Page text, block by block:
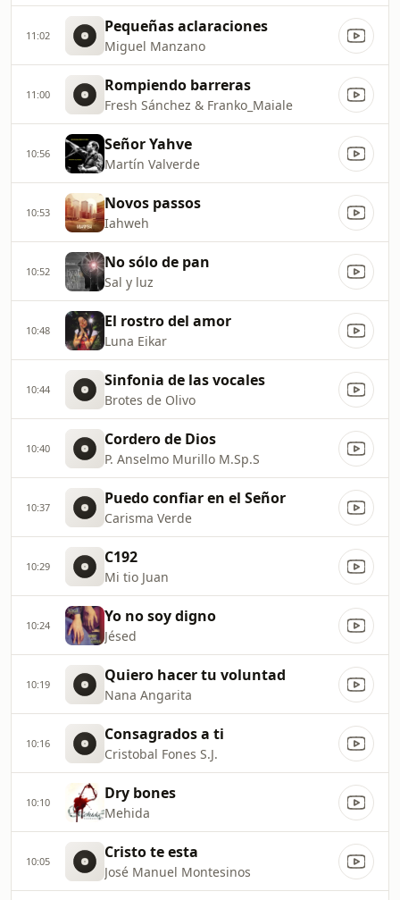
11:02 Pequeñas aclaraciones
Miguel Manzano
11:00 Rompiendo barreras
Fresh Sánchez & Franko_Maiale
10:56 Señor Yahve
Martín Valverde
10:53 Novos passos
Iahweh
10:52 No sólo de pan
Sal y luz
10:48 El rostro del amor
Luna Eikar
10:44 Sinfonia de las vocales
Brotes de Olivo
10:40 Cordero de Dios
P. Anselmo Murillo M.Sp.S
10:37 Puedo confiar en el Señor
Carisma Verde
10:29 C192
Mi tio Juan
10:24 Yo no soy digno
Jésed
10:19 Quiero hacer tu voluntad
Nana Angarita
10:16 Consagrados a ti
Cristobal Fones S.J.
10:10 Dry bones
Mehida
10:05 Cristo te esta
José Manuel Montesinos